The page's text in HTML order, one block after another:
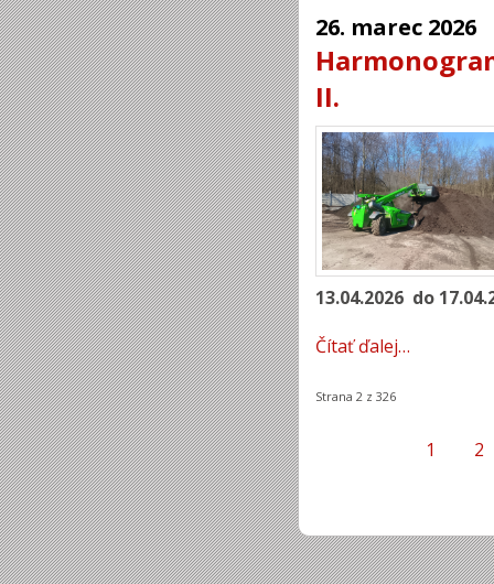
26. marec 2026
II.
13.04.2026 do
Čítať ďalej…
Strana 2 z 326
1 2